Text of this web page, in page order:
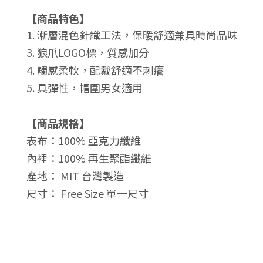
【商品特色】
1. 漸層混色針織工法， 保暖舒適兼具時尚品味
3. 狼爪LOGO標，質感加分
4.觸感柔軟，配戴舒適不刺癢
5.具彈性，帽圍男女適用
【商品規格】
表布：100% 亞克力纖維
內裡：100% 再生聚酯纖維
產地 ： MIT 台灣製造
尺寸： Free Size 單一尺寸